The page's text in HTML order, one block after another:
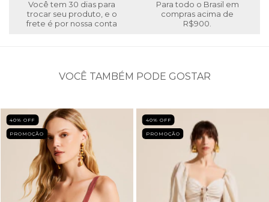
Você tem 30 dias para
trocar seu produto, e o
frete é por nossa conta
Para todo o Brasil em
compras acima de
R$900.
VOCÊ TAMBÉM PODE GOSTAR
40% OFF
PROMOÇÃO
40% OFF
PROMOÇÃO